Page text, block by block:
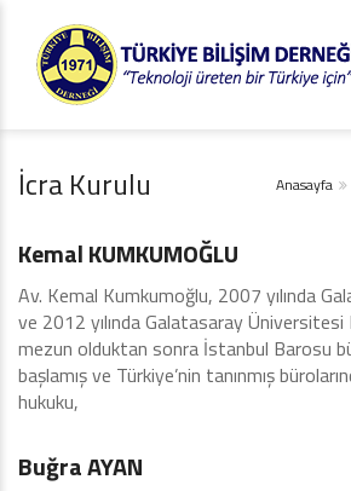
İcra Kurulu Anasayfa
İcra Kurulu
Kemal KUMKUMOĞLU
Av. Kemal Kumkumoğlu, 2007 yılında
ve 2012 yılında Galatasaray Üniversitesi
mezun olduktan sonra İstanbul Barosu
başlamış ve Türkiye’nin tanınmış
hukuku,
İcra Kurulu
Buğra AYAN